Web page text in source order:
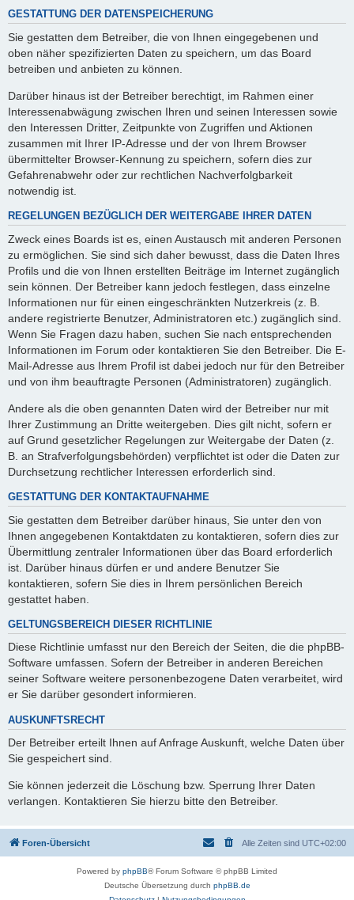
GESTATTUNG DER DATENSPEICHERUNG
Sie gestatten dem Betreiber, die von Ihnen eingegebenen und
oben näher spezifizierten Daten zu speichern, um das Board
betreiben und anbieten zu können.
Darüber hinaus ist der Betreiber berechtigt, im Rahmen einer
Interessenabwägung zwischen Ihren und seinen Interessen sowie
den Interessen Dritter, Zeitpunkte von Zugriffen und Aktionen
zusammen mit Ihrer IP-Adresse und der von Ihrem Browser
übermittelter Browser-Kennung zu speichern, sofern dies zur
Gefahrenabwehr oder zur rechtlichen Nachverfolgbarkeit
notwendig ist.
REGELUNGEN BEZÜGLICH DER WEITERGABE IHRER DATEN
Zweck eines Boards ist es, einen Austausch mit anderen Personen
zu ermöglichen. Sie sind sich daher bewusst, dass die Daten Ihres
Profils und die von Ihnen erstellten Beiträge im Internet zugänglich
sein können. Der Betreiber kann jedoch festlegen, dass einzelne
Informationen nur für einen eingeschränkten Nutzerkreis (z. B.
andere registrierte Benutzer, Administratoren etc.) zugänglich sind.
Wenn Sie Fragen dazu haben, suchen Sie nach entsprechenden
Informationen im Forum oder kontaktieren Sie den Betreiber. Die E-
Mail-Adresse aus Ihrem Profil ist dabei jedoch nur für den Betreiber
und von ihm beauftragte Personen (Administratoren) zugänglich.
Andere als die oben genannten Daten wird der Betreiber nur mit
Ihrer Zustimmung an Dritte weitergeben. Dies gilt nicht, sofern er
auf Grund gesetzlicher Regelungen zur Weitergabe der Daten (z.
B. an Strafverfolgungsbehörden) verpflichtet ist oder die Daten zur
Durchsetzung rechtlicher Interessen erforderlich sind.
GESTATTUNG DER KONTAKTAUFNAHME
Sie gestatten dem Betreiber darüber hinaus, Sie unter den von
Ihnen angegebenen Kontaktdaten zu kontaktieren, sofern dies zur
Übermittlung zentraler Informationen über das Board erforderlich
ist. Darüber hinaus dürfen er und andere Benutzer Sie
kontaktieren, sofern Sie dies in Ihrem persönlichen Bereich
gestattet haben.
GELTUNGSBEREICH DIESER RICHTLINIE
Diese Richtlinie umfasst nur den Bereich der Seiten, die die phpBB-
Software umfassen. Sofern der Betreiber in anderen Bereichen
seiner Software weitere personenbezogene Daten verarbeitet, wird
er Sie darüber gesondert informieren.
AUSKUNFTSRECHT
Der Betreiber erteilt Ihnen auf Anfrage Auskunft, welche Daten über
Sie gespeichert sind.
Sie können jederzeit die Löschung bzw. Sperrung Ihrer Daten
verlangen. Kontaktieren Sie hierzu bitte den Betreiber.
Foren-Übersicht Alle Zeiten sind UTC+02:00
Powered by phpBB® Forum Software © phpBB Limited
Deutsche Übersetzung durch phpBB.de